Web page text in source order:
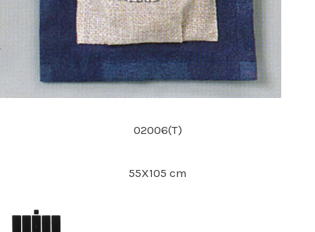
02006(T)
55X105 cm